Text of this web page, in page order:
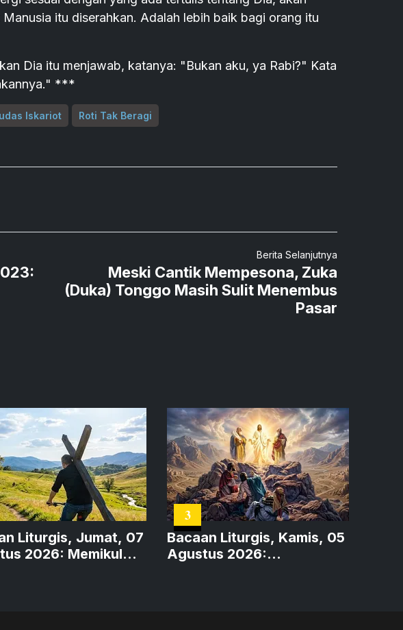
itu diserahkan. Adalah lebih baik bagi orang itu
Dia itu menjawab, katanya: "Bukan aku, ya Rabi?" Kata
***
Iskariot Roti Tak Beragi
Berita Selanjutnya
Meski Cantik Mempesona, Zuka
(Duka) Tonggo Masih Sulit Menembus
Pasar
Liturgis, Jumat, 07
2026: Memikul
3
Bacaan Liturgis, Kamis, 05
Agustus 2026: